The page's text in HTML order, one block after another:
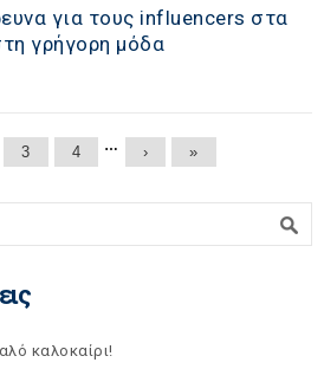
για τους influencers στα
γρήγορη μόδα
3 4 … › »
καλοκαίρι!